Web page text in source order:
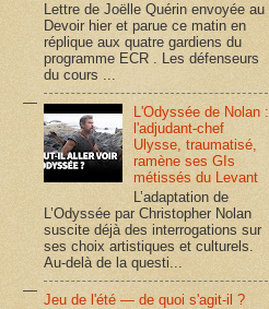
Lettre de Joëlle Quérin envoyée au
Devoir hier et parue ce matin en
réplique aux quatre gardiens du
programme ECR . Les défenseurs
du cours ...
L'Odyssée de Nolan :
l'adjudant-chef
Ulysse, traumatisé,
ramène ses GIs
métissés du Levant
L’adaptation de
L’Odyssée par Christopher Nolan
suscite déjà des interrogations sur
ses choix artistiques et culturels.
Au-delà de la questi...
Jeu de l'été — de quoi s'agit-il ?